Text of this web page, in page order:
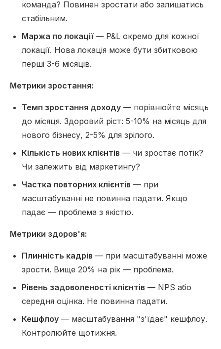
команда? Повинен зростати або залишатись
стабільним.
Маржа по локації— P&L окремо для кожної
локації. Нова локація може бути збитковою
перші 3-6 місяців.
Метрики зростання:
Темп зростання доходу — порівнюйте місяць
до місяця. Здоровий ріст: 5-10% на місяць для
нового бізнесу, 2-5% для зрілого.
Кількість нових клієнтів — чи зростає потік?
Чи залежить від маркетингу?
Частка повторних клієнтів — при
масштабуванні не повинна падати. Якщо
падає — проблема з якістю.
Метрики здоров'я:
Плинність кадрів — при масштабуванні може
зрости. Вище 20% на рік — проблема.
Рівень задоволеності клієнтів — NPS або
середня оцінка. Не повинна падати.
Кешфлоу — масштабування "з'їдає" кешфлоу.
Контролюйте щотижня.